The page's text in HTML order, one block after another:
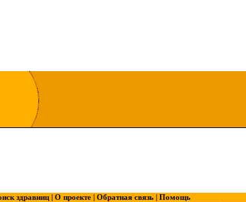
здравниц | О проекте | Обратная связь | Помощь